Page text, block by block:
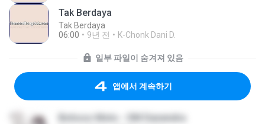
Tak Berdaya
Tak Berdaya
06:00
9년 전 K-Chonk Dani D.
일부 파일이 숨겨져 있음
앱에서 계속하기
Bohoso Moto - OM Danendra